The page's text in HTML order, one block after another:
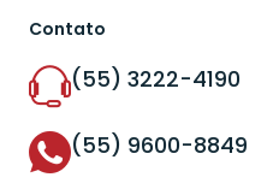
Contato
(55) 3222-4190
(55) 9600-8849